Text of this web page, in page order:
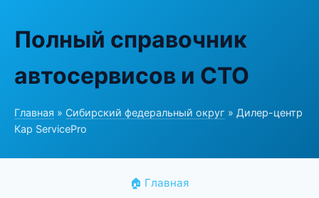
Полный справочник
автосервисов и СТО
Главная » Сибирский федеральный округ » Дилер-центр
Кар ServicePro
🏠 Главная